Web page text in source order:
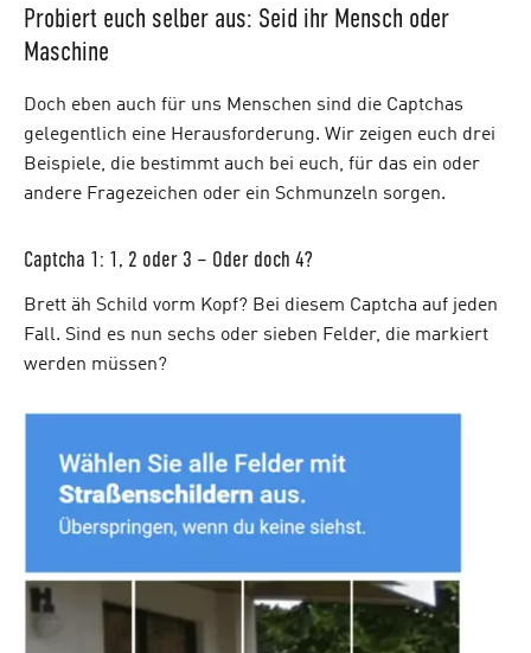
Probiert euch selber aus: Seid ihr Mensch oder
Maschine
Doch eben auch für uns Menschen sind die Captchas
gelegentlich eine Herausforderung. Wir zeigen euch drei
Beispiele, die bestimmt auch bei euch, für das ein oder
andere Fragezeichen oder ein Schmunzeln sorgen.
Captcha 1: 1, 2 oder 3 – Oder doch 4?
Brett äh Schild vorm Kopf? Bei diesem Captcha auf jeden
Fall. Sind es nun sechs oder sieben Felder, die markiert
werden müssen?